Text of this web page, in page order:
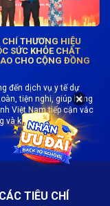
THƯƠNG HIỆU
SỨC KHỎE CHẤT
CHO CỘNG ĐỒNG
đến dịch vụ y tế dự
tiện nghi, giúp hàng
Việt Nam tiếp cận vắc
và kịp thời.
TIÊU CHÍ
×